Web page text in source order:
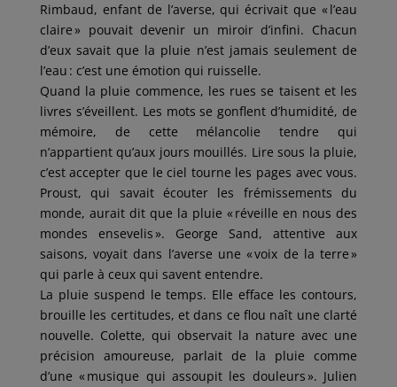
Rimbaud, enfant de l’averse, qui écrivait que « l’eau
claire » pouvait devenir un miroir d’infini. Chacun
d’eux savait que la pluie n’est jamais seulement de
l’eau : c’est une émotion qui ruisselle.
Quand la pluie commence, les rues se taisent et les
livres s’éveillent. Les mots se gonflent d’humidité, de
mémoire, de cette mélancolie tendre qui
n’appartient qu’aux jours mouillés. Lire sous la pluie,
c’est accepter que le ciel tourne les pages avec vous.
Proust, qui savait écouter les frémissements du
monde, aurait dit que la pluie « réveille en nous des
mondes ensevelis ». George Sand, attentive aux
saisons, voyait dans l’averse une « voix de la terre »
qui parle à ceux qui savent entendre.
La pluie suspend le temps. Elle efface les contours,
brouille les certitudes, et dans ce flou naît une clarté
nouvelle. Colette, qui observait la nature avec une
précision amoureuse, parlait de la pluie comme
d’une « musique qui assoupit les douleurs ». Julien